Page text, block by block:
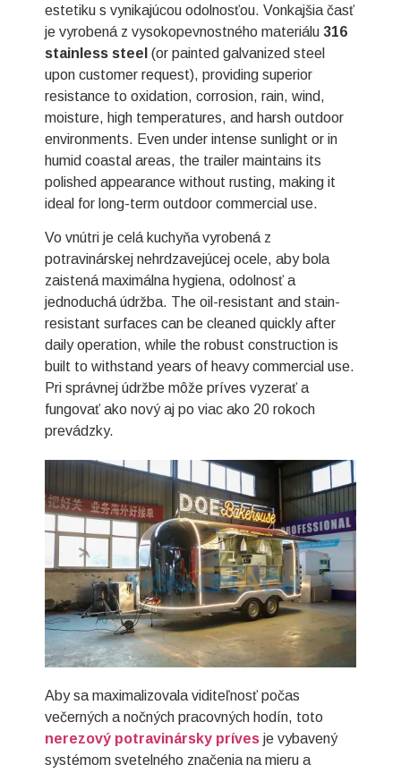
estetiku s vynikajúcou odolnosťou. Vonkajšia časť
je vyrobená z vysokopevnostného materiálu 316
stainless steel (or painted galvanized steel
upon customer request), providing superior
resistance to oxidation, corrosion, rain, wind,
moisture, high temperatures, and harsh outdoor
environments. Even under intense sunlight or in
humid coastal areas, the trailer maintains its
polished appearance without rusting, making it
ideal for long-term outdoor commercial use.
Vo vnútri je celá kuchyňa vyrobená z
potravinárskej nehrdzavejúcej ocele, aby bola
zaistená maximálna hygiena, odolnosť a
jednoduchá údržba. The oil-resistant and stain-
resistant surfaces can be cleaned quickly after
daily operation, while the robust construction is
built to withstand years of heavy commercial use.
Pri správnej údržbe môže príves vyzerať a
fungovať ako nový aj po viac ako 20 rokoch
prevádzky.
Aby sa maximalizovala viditeľnosť počas
večerných a nočných pracovných hodín, toto
nerezový potravinársky príves je vybavený
systémom svetelného značenia na mieru a